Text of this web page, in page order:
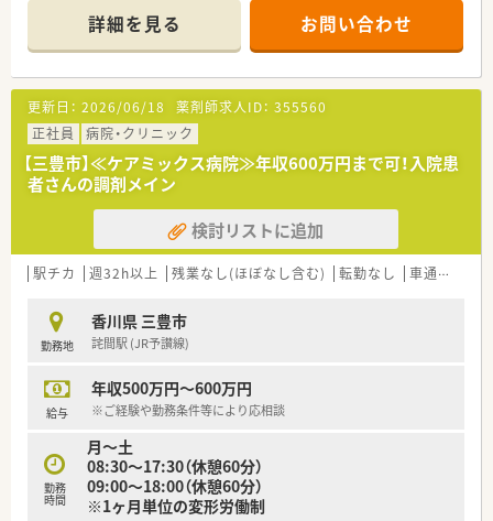
■隣接する医院より内科、消化器科、リハビリテーション科を応
需しています。
＜設備導入＞
■ＫＢＳ音声監査システム・処方箋情報をＱＲコード読み込み・
自動錠剤分包機リトリア・散剤全自動分包機・散剤錠剤一括分包
機を導入しています。
＜業務内容＞
■処方箋による調剤業務、服薬指導、薬剤情報の提供など
■応需処方箋枚数は30枚～40枚/日ですが、午前中に半分以上が
来局されます。
＜研修制度＞
■薬局内勉強会をはじめ、キャリアに合わせた各種研修制度が導
入されています。
■徳島県を中心に11店舗展開中の地場企業です。
■水剤分注機や全自動錠剤分包機を採用するなど、安全で効率よ
■調剤過誤・薬品の充填ミスを防ぐためにKBS音声監査システム
を導入されています。
■若手の方向けの新人研修も行われています。
■電子薬歴やQRコードによる処方せん読み取り、薬品の発注・在
詳細を見る お問い合わせ
更新日： 2026/06/18 薬剤師求人ID： 355560
正社員
病院・クリニック
【三豊市】≪ケアミックス病院≫年収600万円まで可！入院患
者さんの調剤メイン
検討リストに追加
駅チカ 週32h以上 残業なし(ほぼなし含む) 転勤なし 車通勤可
勤務地
香川県 三豊市
詫間駅 (JR予讃線)
給与
年収500万円～600万円
※ご経験や勤務条件等により応相談
勤務
時間
月～土
08:30～17:30（休憩60分）
09:00～18:00（休憩60分）
※1ヶ月単位の変形労働制